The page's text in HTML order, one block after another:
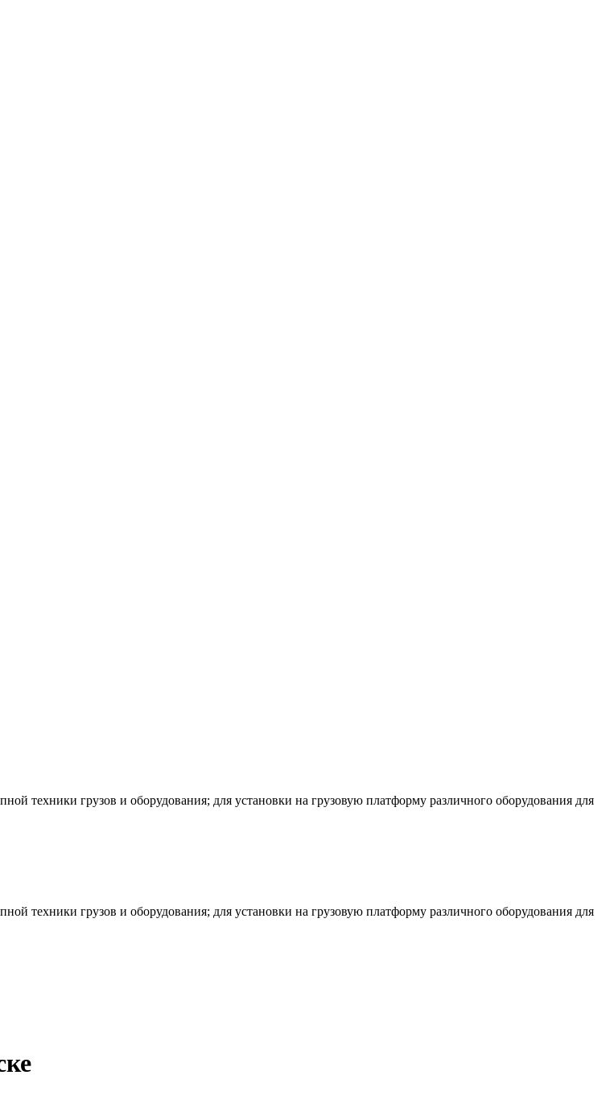
техники грузов и оборудования; для установки на грузовую платформу различного оборудования для
техники грузов и оборудования; для установки на грузовую платформу различного оборудования для